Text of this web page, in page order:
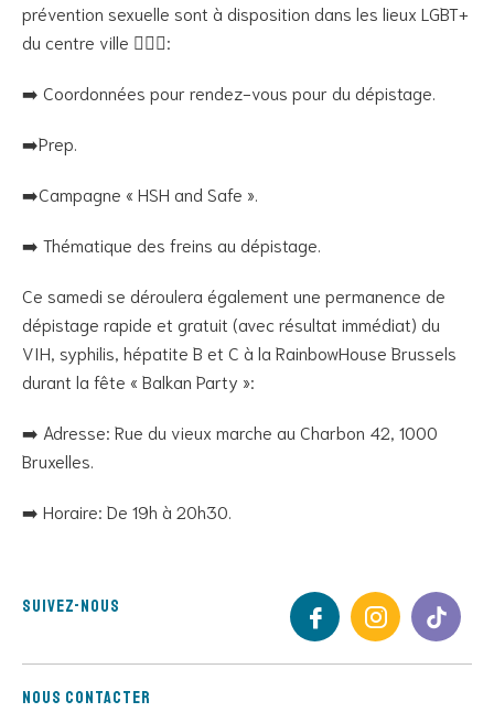
prévention sexuelle sont à disposition dans les lieux LGBT+
du centre ville 💁🏾‍♂️:
➡️ Coordonnées pour rendez-vous pour du dépistage.
➡️Prep.
➡️Campagne « HSH and Safe ».
➡️ Thématique des freins au dépistage.
Ce samedi se déroulera également une permanence de
dépistage rapide et gratuit (avec résultat immédiat) du
VIH, syphilis, hépatite B et C à la RainbowHouse Brussels
durant la fête « Balkan Party »:
➡️ Adresse: Rue du vieux marche au Charbon 42, 1000
Bruxelles.
➡️ Horaire: De 19h à 20h30.
Suivez-nous
Nous contacter